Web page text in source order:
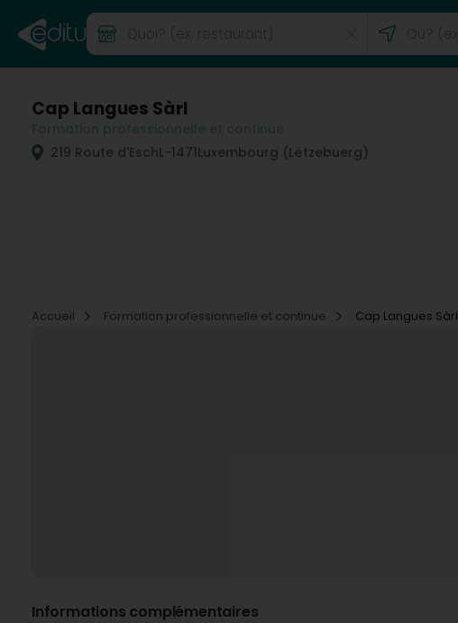
Cap Langues Sàrl
219 Route d'EschL-1471Luxembourg (Lëtzebuerg)
Accueil
Formation professionnelle et continue Cap Langues Sàrl
Informations complémentaires